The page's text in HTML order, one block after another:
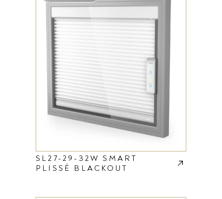
SL27-29-32W SMART
PLISSÉ BLACKOUT